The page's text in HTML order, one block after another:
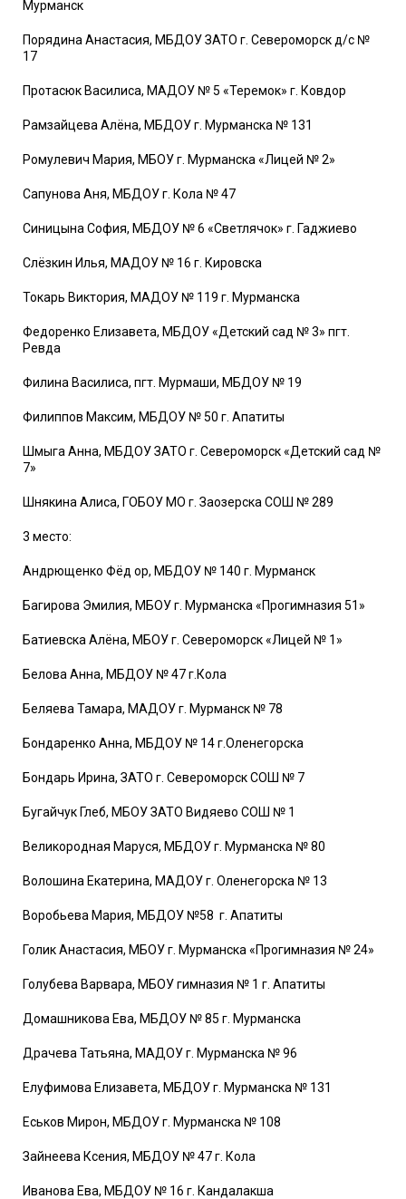
Мурманск
Порядина Анастасия, МБДОУ ЗАТО г. Североморск д/с №
17
Протасюк Василиса, МАДОУ № 5 «Теремок» г. Ковдор
Рамзайцева Алёна, МБДОУ г. Мурманска № 131
Ромулевич Мария, МБОУ г. Мурманска «Лицей № 2»
Сапунова Аня, МБДОУ г. Кола № 47
Синицына София, МБДОУ № 6 «Светлячок» г. Гаджиево
Слёзкин Илья, МАДОУ № 16 г. Кировска
Токарь Виктория, МАДОУ № 119 г. Мурманска
Федоренко Елизавета, МБДОУ «Детский сад № 3» пгт.
Ревда
Филина Василиса, пгт. Мурмаши, МБДОУ № 19
Филиппов Максим, МБДОУ № 50 г. Апатиты
Шмыга Анна, МБДОУ ЗАТО г. Североморск «Детский сад №
7»
Шнякина Алиса, ГОБОУ МО г. Заозерска СОШ № 289
3 место:
Андрющенко Фёд ор, МБДОУ № 140 г. Мурманск
Багирова Эмилия, МБОУ г. Мурманска «Прогимназия 51»
Батиевска Алёна, МБОУ г. Североморск «Лицей № 1»
Белова Анна, МБДОУ № 47 г.Кола
Беляева Тамара, МАДОУ г. Мурманск № 78
Бондаренко Анна, МБДОУ № 14 г.Оленегорска
Бондарь Ирина, ЗАТО г. Североморск СОШ № 7
Бугайчук Глеб, МБОУ ЗАТО Видяево СОШ № 1
Великородная Маруся, МБДОУ г. Мурманска № 80
Волошина Екатерина, МАДОУ г. Оленегорска № 13
Воробьева Мария, МБДОУ №58 г. Апатиты
Голик Анастасия, МБОУ г. Мурманска «Прогимназия № 24»
Голубева Варвара, МБОУ гимназия № 1 г. Апатиты
Домашникова Ева, МБДОУ № 85 г. Мурманска
Драчева Татьяна, МАДОУ г. Мурманска № 96
Елуфимова Елизавета, МБДОУ г. Мурманска № 131
Еськов Мирон, МБДОУ г. Мурманска № 108
Зайнеева Ксения, МБДОУ № 47 г. Кола
Иванова Ева, МБДОУ № 16 г. Кандалакша